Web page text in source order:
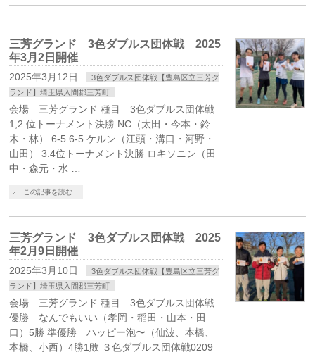
三芳グランド 3色ダブルス団体戦 2025
年3月2日開催
2025年3月12日
3色ダブルス団体戦【豊島区立三芳グ
ランド】埼玉県入間郡三芳町
会場 三芳グランド 種目 3色ダブルス団体戦
1,2 位トーナメント決勝 NC（太田・今本・鈴
木・林） 6-5 6-5 ケルン（江頭・溝口・河野・
山田） 3.4位トーナメント決勝 ロキソニン（田
中・森元・水 …
この記事を読む
三芳グランド 3色ダブルス団体戦 2025
年2月9日開催
2025年3月10日
3色ダブルス団体戦【豊島区立三芳グ
ランド】埼玉県入間郡三芳町
会場 三芳グランド 種目 3色ダブルス団体戦
優勝 なんでもいい（孝岡・稲田・山本・田
口）5勝 準優勝 ハッピー泡〜（仙波、本橋、
本橋、小西）4勝1敗 ３色ダブルス団体戦0209